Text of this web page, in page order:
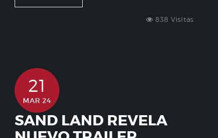
838 Visitas
21
MAR 24
SAND LAND REVELA